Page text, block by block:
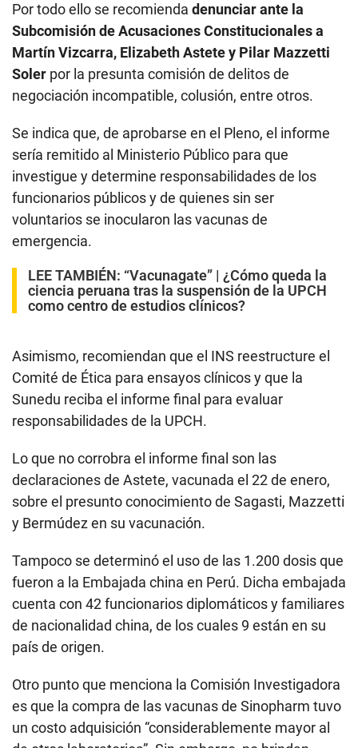
Por todo ello se recomienda denunciar ante la
Subcomisión de Acusaciones Constitucionales a
Martín Vizcarra, Elizabeth Astete y Pilar Mazzetti
Soler por la presunta comisión de delitos de
negociación incompatible, colusión, entre otros.
Se indica que, de aprobarse en el Pleno, el informe
sería remitido al Ministerio Público para que
investigue y determine responsabilidades de los
funcionarios públicos y de quienes sin ser
voluntarios se inocularon las vacunas de
emergencia.
LEE TAMBIÉN: “Vacunagate” | ¿Cómo queda la
ciencia peruana tras la suspensión de la UPCH
como centro de estudios clínicos?
Asimismo, recomiendan que el INS reestructure el
Comité de Ética para ensayos clínicos y que la
Sunedu reciba el informe final para evaluar
responsabilidades de la UPCH.
Lo que no corrobra el informe final son las
declaraciones de Astete, vacunada el 22 de enero,
sobre el presunto conocimiento de Sagasti, Mazzetti
y Bermúdez en su vacunación.
Tampoco se determinó el uso de las 1.200 dosis que
fueron a la Embajada china en Perú. Dicha embajada
cuenta con 42 funcionarios diplomáticos y familiares
de nacionalidad china, de los cuales 9 están en su
país de origen.
Otro punto que menciona la Comisión Investigadora
es que la compra de las vacunas de Sinopharm tuvo
un costo adquisición “considerablemente mayor al